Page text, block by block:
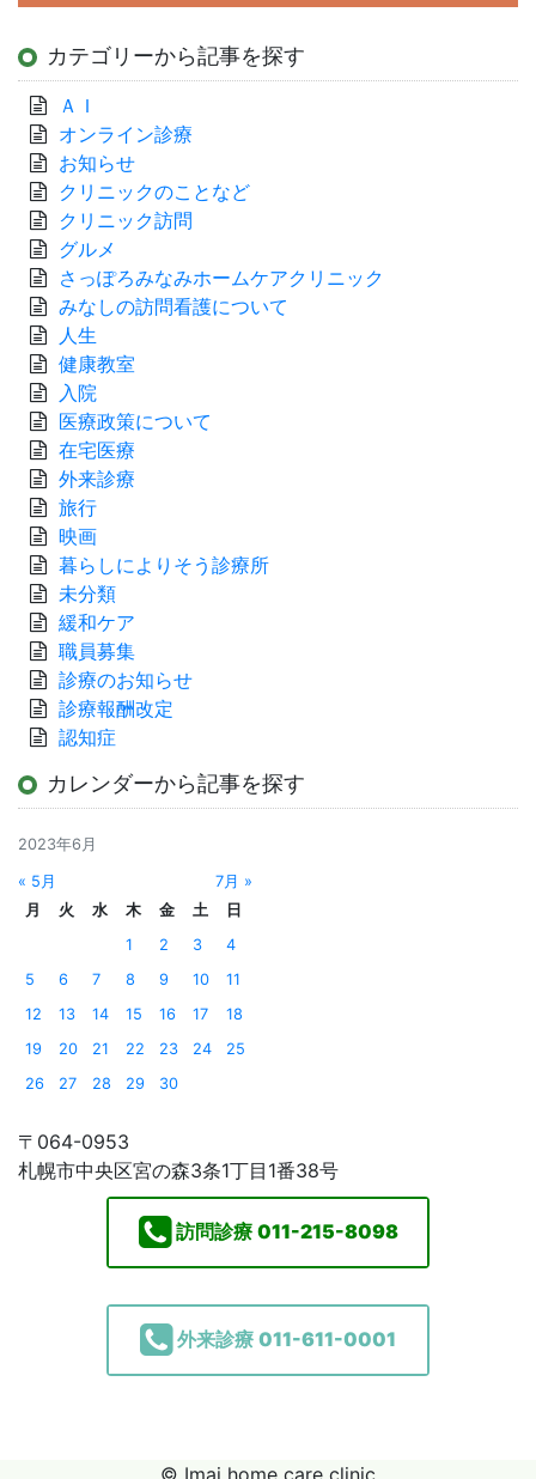
カテゴリーから記事を探す
ＡＩ
オンライン診療
お知らせ
クリニックのことなど
クリニック訪問
グルメ
さっぽろみなみホームケアクリニック
みなしの訪問看護について
人生
健康教室
入院
医療政策について
在宅医療
外来診療
旅行
映画
暮らしによりそう診療所
未分類
緩和ケア
職員募集
診療のお知らせ
診療報酬改定
認知症
カレンダーから記事を探す
2023年6月
« 5月
7月 »
月
火 水 木 金 土
日
1
2 3
4
5
6 7 8 9 10
11
12
13 14 15 16 17
18
19
20 21 22 23 24
25
26
27 28 29 30
〒064-0953
札幌市中央区宮の森3条1丁目1番38号
訪問診療 011-215-8098
外来診療 011-611-0001